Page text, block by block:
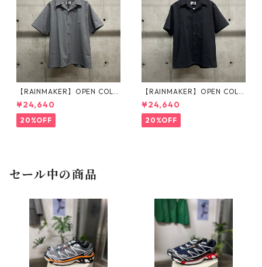
【RAINMAKER】OPEN COLL
AR SHIRT_GRAY
¥24,640
20%OFF
【RAINMAKER】OPEN COLL
AR SHIRT_BLACK
¥24,640
20%OFF
セール中の商品